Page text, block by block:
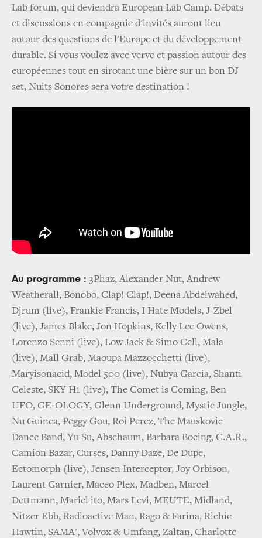
Lab forum, qui deviendra European Lab Camp. Débats
et discussions en compagnie d'invités auront lieu
autour des questions de l'Europe et du développement
durable. Si vous voulez avec verve et passion autour des
européennes tout en sirotant une bière sur un bon DJ
set, Nuits Sonores sera votre destination !
Au programme : 3Phaz, Alexander Nut, Andrew
Weatherall, Bonobo, Clap! Clap!, Deena Abdelwahed,
Djrum (live), Frankie Francis, I Hate Models, J-Zbel
(live), James Blake, Jon Hopkins, Kelly Lee Owens,
Lorenzo Senni (live), Low Jack & Simo Cell, Mala
(live), Mall Grab, Maoupa Mazzocchetti (live),
Maryisonacid, Model 500 (live), Nubya Garcia, Shanti
Celeste, SKY H1 (live), The Comet is Coming, Ben
UFO, GE-OLOGY, Glenn Underground, Mystic Jungle,
Nu Guinea, Peggy Gou, Roi Perez, The Mauskovic
Dance Band, Yu Su, Abschaum, Barbara Boeing, C.A.R.,
Camion Bazar, Curses, Danny Daze, De Dupe,
Ectomorph (live), Jensen Interceptor, Joy Orbison,
Laurent Garnier, Maceo Plex, Madben, Marcel
Dettmann, Mariel ito, Mars Levi, MEUTE, Midland,
Nitzer Ebb, Radioactive Man, Rago & Farina, Richie
Hawtin, SAMA', Volvox & Umfang, Zaltan, Charlotte